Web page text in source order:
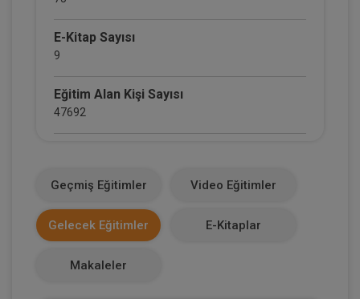
E-Kitap Sayısı
9
Eğitim Alan Kişi Sayısı
47692
Makale Sayısı
0
Geçmiş Eğitimler Video Eğitimler
Gelecek Eğitimler E-Kitaplar
Makaleler